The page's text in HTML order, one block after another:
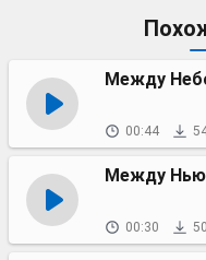
00:44
Между
00:30